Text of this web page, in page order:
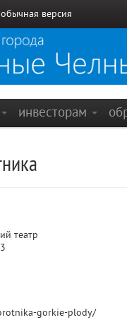
обычная версия
инвесторам
театр
gorkie-plody/